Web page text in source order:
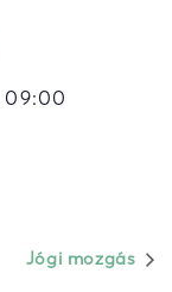
09:00
Jógi mozgás